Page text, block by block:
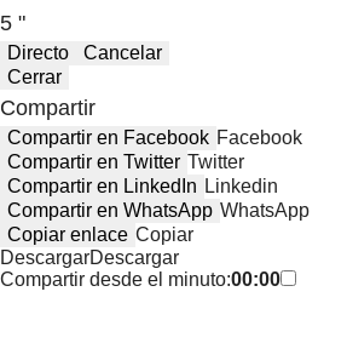
5 "
Directo
Cancelar
Cerrar
Compartir
Compartir en Facebook Facebook
Compartir en Twitter Twitter
Compartir en LinkedIn Linkedin
Compartir en WhatsApp WhatsApp
Copiar enlace Copiar
DescargarDescargar
Compartir desde el minuto:00:00